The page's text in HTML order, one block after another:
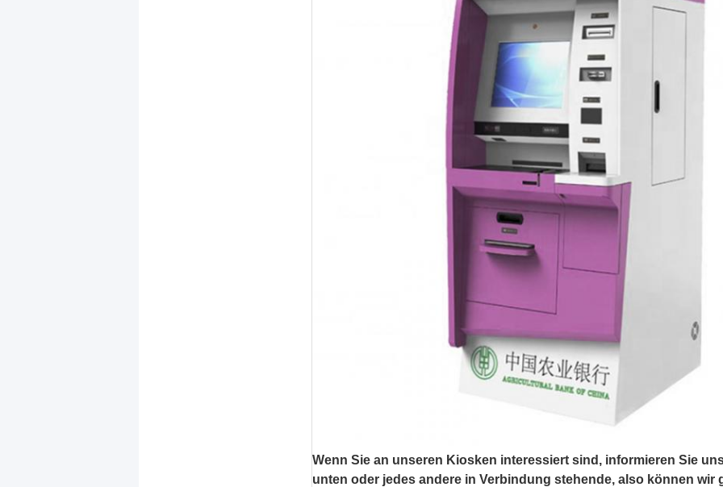
Wenn Sie an unseren Kiosken interessiert sind, informieren Sie
unten oder jedes andere in Verbindung stehende, also können wir